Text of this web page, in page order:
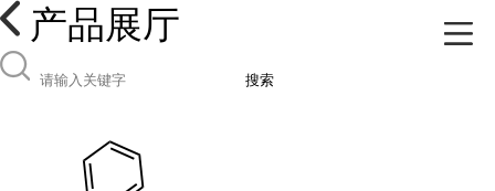
产品展厅
搜索